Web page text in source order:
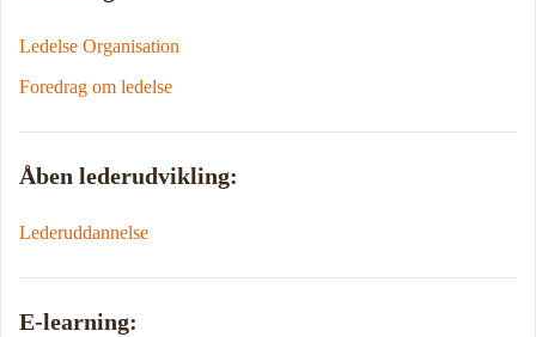
Ledelse Organisation
Foredrag om ledelse
Åben lederudvikling:
Lederuddannelse
E-learning: